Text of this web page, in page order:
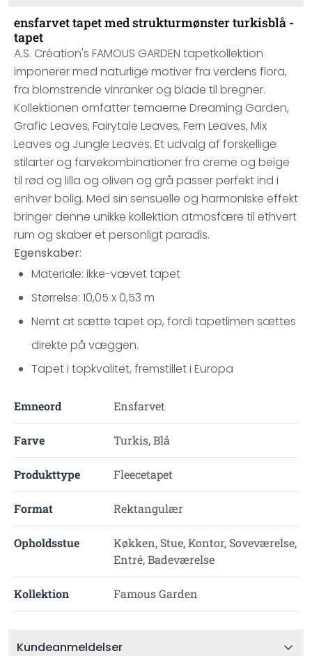
ensfarvet tapet med strukturmønster turkisblå -
tapet
A.S. Création's FAMOUS GARDEN tapetkollektion
imponerer med naturlige motiver fra verdens flora,
fra blomstrende vinranker og blade til bregner.
Kollektionen omfatter temaerne Dreaming Garden,
Grafic Leaves, Fairytale Leaves, Fern Leaves, Mix
Leaves og Jungle Leaves. Et udvalg af forskellige
stilarter og farvekombinationer fra creme og beige
til rød og lilla og oliven og grå passer perfekt ind i
enhver bolig. Med sin sensuelle og harmoniske effekt
bringer denne unikke kollektion atmosfære til ethvert
rum og skaber et personligt paradis.
Egenskaber:
Materiale: ikke-vævet tapet
Størrelse: 10,05 x 0,53 m
Nemt at sætte tapet op, fordi tapetlimen sættes
direkte på væggen.
Tapet i topkvalitet, fremstillet i Europa
Emneord Ensfarvet
Farve Turkis, Blå
Produkttype Fleecetapet
Format Rektangulær
Opholdsstue
Køkken, Stue, Kontor, Soveværelse,
Entré, Badeværelse
Kollektion Famous Garden
Kundeanmeldelser